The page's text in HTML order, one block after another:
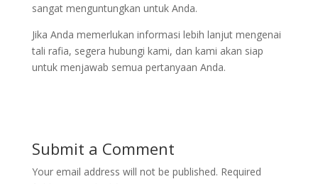
sangat menguntungkan untuk Anda.
Jika Anda memerlukan informasi lebih lanjut mengenai
tali rafia, segera hubungi kami, dan kami akan siap
untuk menjawab semua pertanyaan Anda.
Submit a Comment
Your email address will not be published. Required